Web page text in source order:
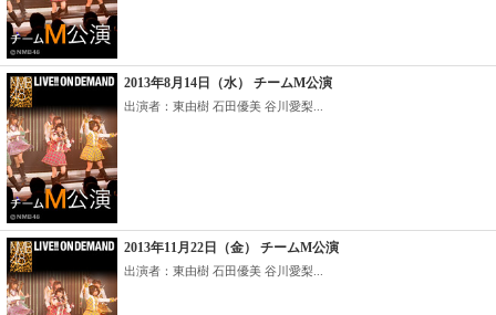
2013年8月14日（水） チームM公演
出演者：東由樹 石田優美 谷川愛梨...
2013年11月22日（金） チームM公演
出演者：東由樹 石田優美 谷川愛梨...